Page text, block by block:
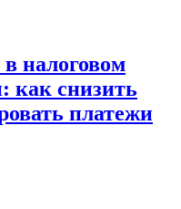
в налоговом
как снизить
платежи